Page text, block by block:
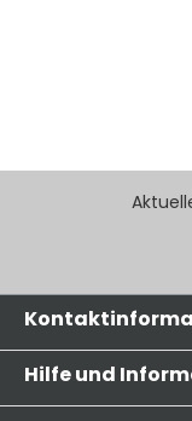
Hilfe und